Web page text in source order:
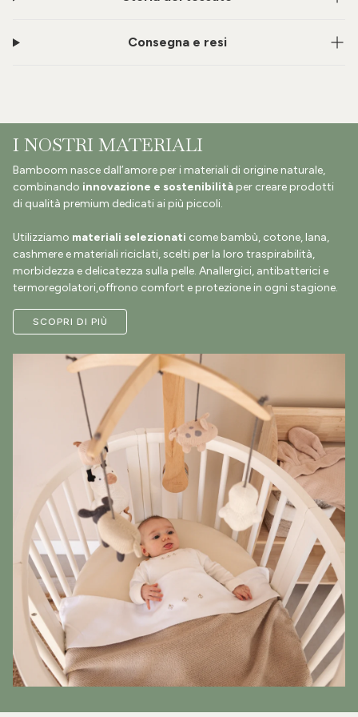
Consegna e resi
I NOSTRI MATERIALI
Bamboom nasce dall’amore per i materiali di origine naturale,
combinando innovazione e sostenibilità per creare prodotti
di qualità premium dedicati ai più piccoli.
Utilizziamo materiali selezionati come bambù, cotone, lana,
cashmere e materiali riciclati, scelti per la loro traspirabilità,
morbidezza e delicatezza sulla pelle. Anallergici, antibatterici e
termoregolatori,offrono comfort e protezione in ogni stagione.
SCOPRI DI PIÙ